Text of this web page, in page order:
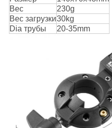
Вес
230g
Вес загрузки30kg
Dia трубы
20-35mm